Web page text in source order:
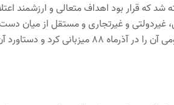
شد که قرار بود اهداف متعالی و
و غیرتجاری و مستقل از میان
مطبوعات شکل گرفت؛ و هرمزگان اولین مجمع